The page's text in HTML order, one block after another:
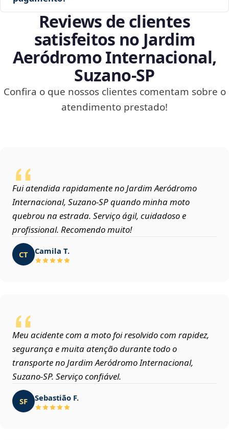
Reviews de clientes
satisfeitos no Jardim
Aeródromo Internacional,
Suzano‑SP
Confira o que nossos clientes comentam sobre o
atendimento prestado!
Fui atendida rapidamente no Jardim Aeródromo
Internacional, Suzano‑SP quando minha moto
quebrou na estrada. Serviço ágil, cuidadoso e
profissional. Recomendo muito!
CT Camila T.
Meu acidente com a moto foi resolvido com rapidez,
segurança e muita atenção durante todo o
transporte no Jardim Aeródromo Internacional,
Suzano‑SP. Serviço confiável.
SF Sebastião F.